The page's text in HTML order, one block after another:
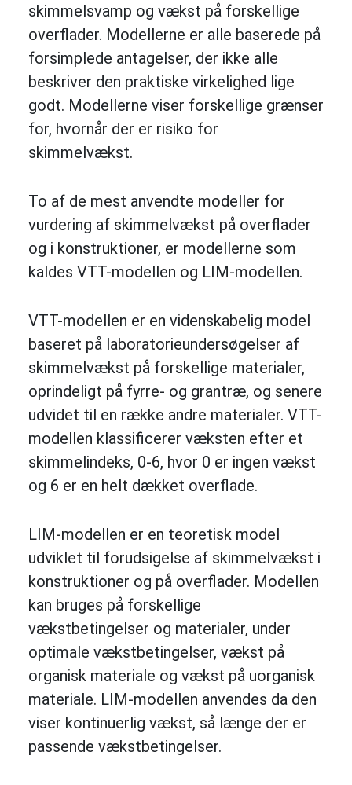
skimmelsvamp og vækst på forskellige
overflader. Modellerne er alle baserede på
forsimplede antagelser, der ikke alle
beskriver den praktiske virkelighed lige
godt. Modellerne viser forskellige grænser
for, hvornår der er risiko for
skimmelvækst.
To af de mest anvendte modeller for
vurdering af skimmelvækst på overflader
og i konstruktioner, er modellerne som
kaldes VTT-modellen og LIM-modellen.
VTT-modellen er en videnskabelig model
baseret på laboratorieundersøgelser af
skimmelvækst på forskellige materialer,
oprindeligt på fyrre- og grantræ, og senere
udvidet til en række andre materialer. VTT-
modellen klassificerer væksten efter et
skimmelindeks, 0-6, hvor 0 er ingen vækst
og 6 er en helt dækket overflade.
LIM-modellen er en teoretisk model
udviklet til forudsigelse af skimmelvækst i
konstruktioner og på overflader. Modellen
kan bruges på forskellige
vækstbetingelser og materialer, under
optimale vækstbetingelser, vækst på
organisk materiale og vækst på uorganisk
materiale. LIM-modellen anvendes da den
viser kontinuerlig vækst, så længe der er
passende vækstbetingelser.